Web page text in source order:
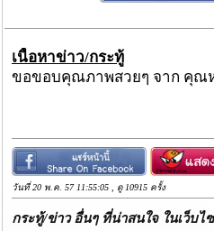
เนื้อหาข่าว/กระทู้
ขอขอบคุณภาพสวยๆ จาก คุณหม
วันที่ 20 พ.ค. 57 11:55:05 , ดู 10915 ครั้ง
กระทู้/ข่าว อื่นๆ ที่น่าสนใจ ในเว็บไ